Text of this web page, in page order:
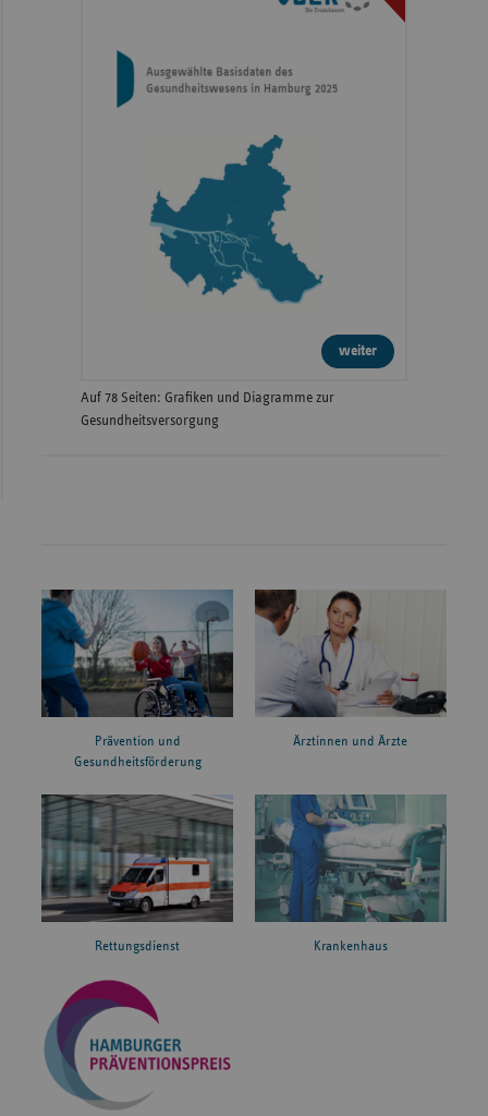
weiter
Auf 78 Seiten: Grafiken und Diagramme zur
Gesundheitsversorgung
Prävention und
Gesundheitsförderung
Ärztinnen und Ärzte
Rettungsdienst Krankenhaus